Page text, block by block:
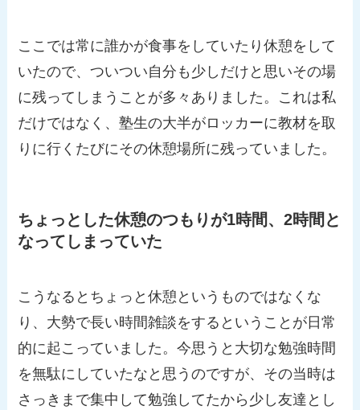
ここでは常に誰かが食事をしていたり休憩をして
いたので、ついつい自分も少しだけと思いその場
に残ってしまうことが多々ありました。これは私
だけではなく、塾生の大半がロッカーに教材を取
りに行くたびにその休憩場所に残っていました。
ちょっとした休憩のつもりが1時間、2時間と
なってしまっていた
こうなるとちょっと休憩というものではなくな
り、大勢で長い時間雑談をするということが日常
的に起こっていました。今思うと大切な勉強時間
を無駄にしていたなと思うのですが、その当時は
さっきまで集中して勉強してたから少し友達とし